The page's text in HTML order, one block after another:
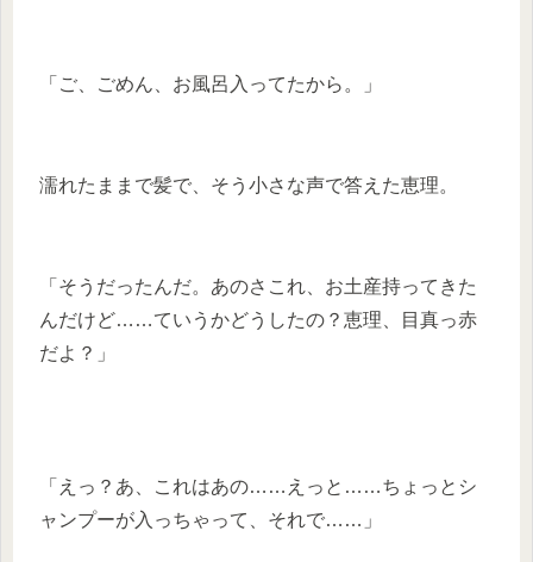
「ご、ごめん、お風呂入ってたから。」
濡れたままで髪で、そう小さな声で答えた恵理。
「そうだったんだ。あのさこれ、お土産持ってきた
んだけど……ていうかどうしたの？恵理、目真っ赤
だよ？」
「えっ？あ、これはあの……えっと……ちょっとシ
ャンプーが入っちゃって、それで……」